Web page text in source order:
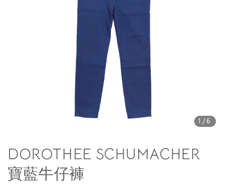
1 /6
DOROTHEE SCHUMACHER
寶藍牛仔褲